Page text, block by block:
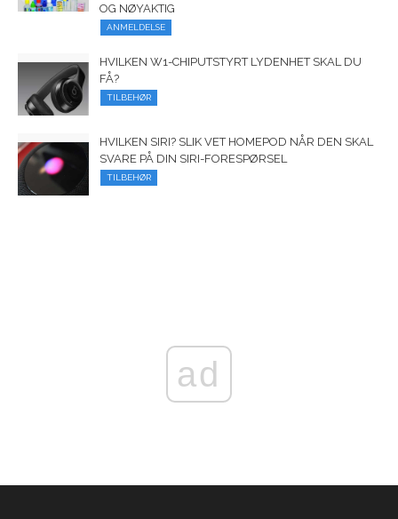
OG NØYAKTIG
ANMELDELSE
HVILKEN W1-CHIPUTSTYRT LYDENHET SKAL DU
FÅ?
TILBEHØR
HVILKEN SIRI? SLIK VET HOMEPOD NÅR DEN SKAL
SVARE PÅ DIN SIRI-FORESPØRSEL
TILBEHØR
ad